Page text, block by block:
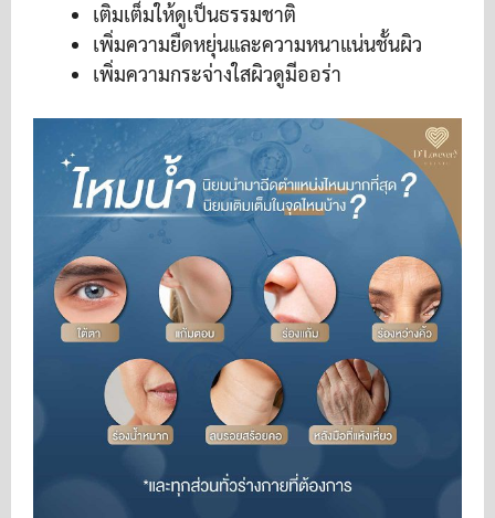
เติมเต็มให้ดูเป็นธรรมชาติ
เพิ่มความยืดหยุ่นและความหนาแน่นชั้นผิว
เพิ่มความกระจ่างใสผิวดูมีออร่า